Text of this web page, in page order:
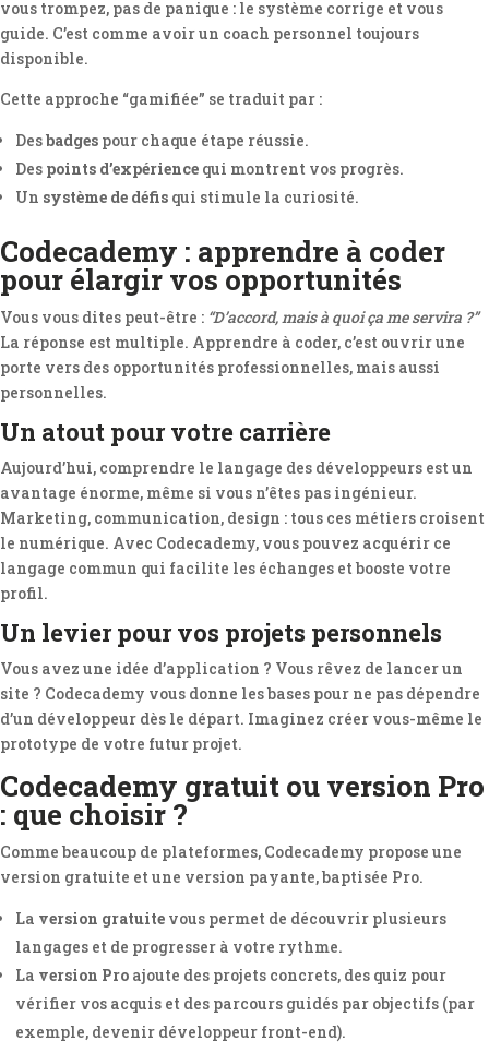
vous trompez, pas de panique : le système corrige et vous
guide. C’est comme avoir un coach personnel toujours
disponible.
Cette approche “gamifiée” se traduit par :
Desbadges pour chaque étape réussie.
Des points d’expérience qui montrent vos progrès.
Un système de défis qui stimule la curiosité.
Codecademy : apprendre à coder
pour élargir vos opportunités
Vous vous dites peut-être : “D’accord, mais à quoi ça me servira ?”
La réponse est multiple. Apprendre à coder, c’est ouvrir une
porte vers des opportunités professionnelles, mais aussi
personnelles.
Un atout pour votre carrière
Aujourd’hui, comprendre le langage des développeurs est un
avantage énorme, même si vous n’êtes pas ingénieur.
Marketing, communication, design : tous ces métiers croisent
le numérique. Avec Codecademy, vous pouvez acquérir ce
langage commun qui facilite les échanges et booste votre
profil.
Un levier pour vos projets personnels
Vous avez une idée d’application ? Vous rêvez de lancer un
site ? Codecademy vous donne les bases pour ne pas dépendre
d’un développeur dès le départ. Imaginez créer vous-même le
prototype de votre futur projet.
Codecademy gratuit ou version Pro
: que choisir ?
Comme beaucoup de plateformes, Codecademy propose une
version gratuite et une version payante, baptisée Pro.
La version gratuite vous permet de découvrir plusieurs
langages et de progresser à votre rythme.
La version Pro ajoute des projets concrets, des quiz pour
vérifier vos acquis et des parcours guidés par objectifs (par
exemple, devenir développeur front-end).